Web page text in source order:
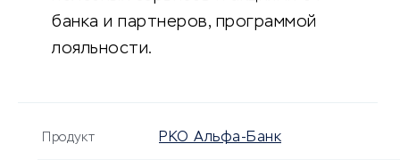
банка и партнеров, программой
лояльности.
Продукт РКО Альфа-Банк